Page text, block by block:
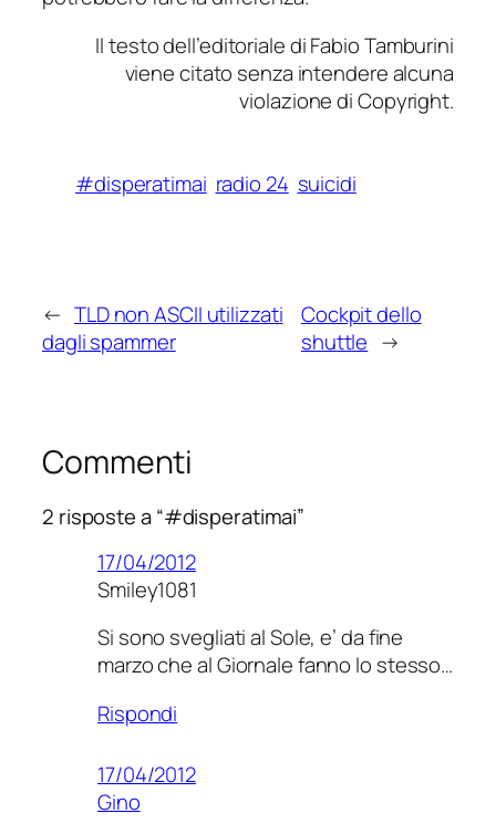
Il testo dell’editoriale di Fabio Tamburini
viene citato senza intendere alcuna
violazione di Copyright.
#disperatimai radio 24 suicidi
← TLD non ASCII utilizzati
dagli spammer
Cockpit dello
shuttle →
Commenti
2 risposte a “#disperatimai”
17/04/2012
Smiley1081
Si sono svegliati al Sole, e’ da fine
marzo che al Giornale fanno lo stesso…
Rispondi
17/04/2012
Gino